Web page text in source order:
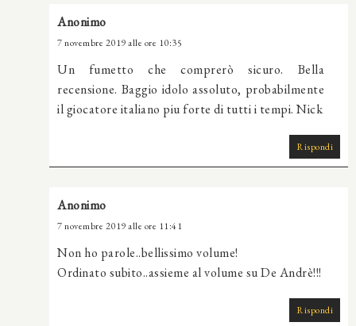
Anonimo
7 novembre 2019 alle ore 10:35
Un fumetto che comprerò sicuro. Bella
recensione. Baggio idolo assoluto, probabilmente
il giocatore italiano piu forte di tutti i tempi. Nick
Rispondi
Anonimo
7 novembre 2019 alle ore 11:41
Non ho parole..bellissimo volume!
Ordinato subito..assieme al volume su De Andrè!!!
Rispondi